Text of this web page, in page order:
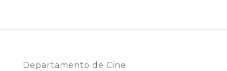
Departamento de Cine